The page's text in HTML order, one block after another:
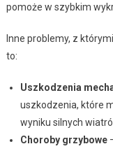
pomoże w szybkim
Inne problemy, z
to:
Uszkodzenia
uszkodzenia, które
wyniku silnych
Choroby grzybowe